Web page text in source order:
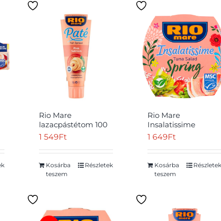
Rio Mare
lazacpástétom 100
g1 549Ft
Kosárba
teszem
Részletek
Rio Mare
Insalatissime
készétel
tonhallal 160 g
1 649Ft
Kosárba
teszem
Részletek